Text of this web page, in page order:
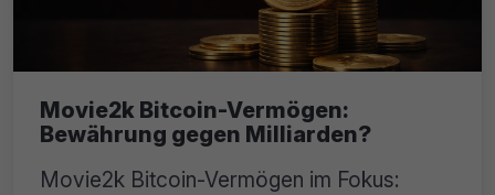
Movie2k Bitcoin-Vermögen:
Bewährung gegen Milliarden?
Movie2k Bitcoin-Vermögen im Fokus: